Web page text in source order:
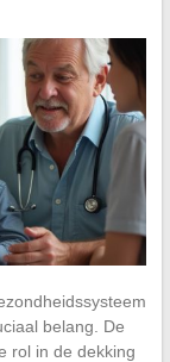
belang. De
rol in de dekking